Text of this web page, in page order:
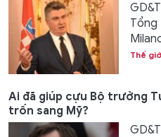
Tổng
Thế
Ai đã giúp cựu Bộ trưởng
trốn sang Mỹ?